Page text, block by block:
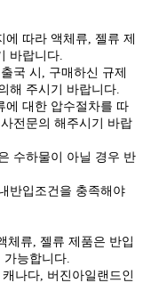
에 따라 액체류, 젤류 제
바랍니다.
국 시, 구매하신 규제
해 주시기 바랍니다.
에 대한 압수절차를 따
전문의 해주시기 바랍
수하물이 아닐 경우 반
반입조건을 충족해야
, 젤류 제품은 반입
능합니다.
나다, 버진아일랜드인